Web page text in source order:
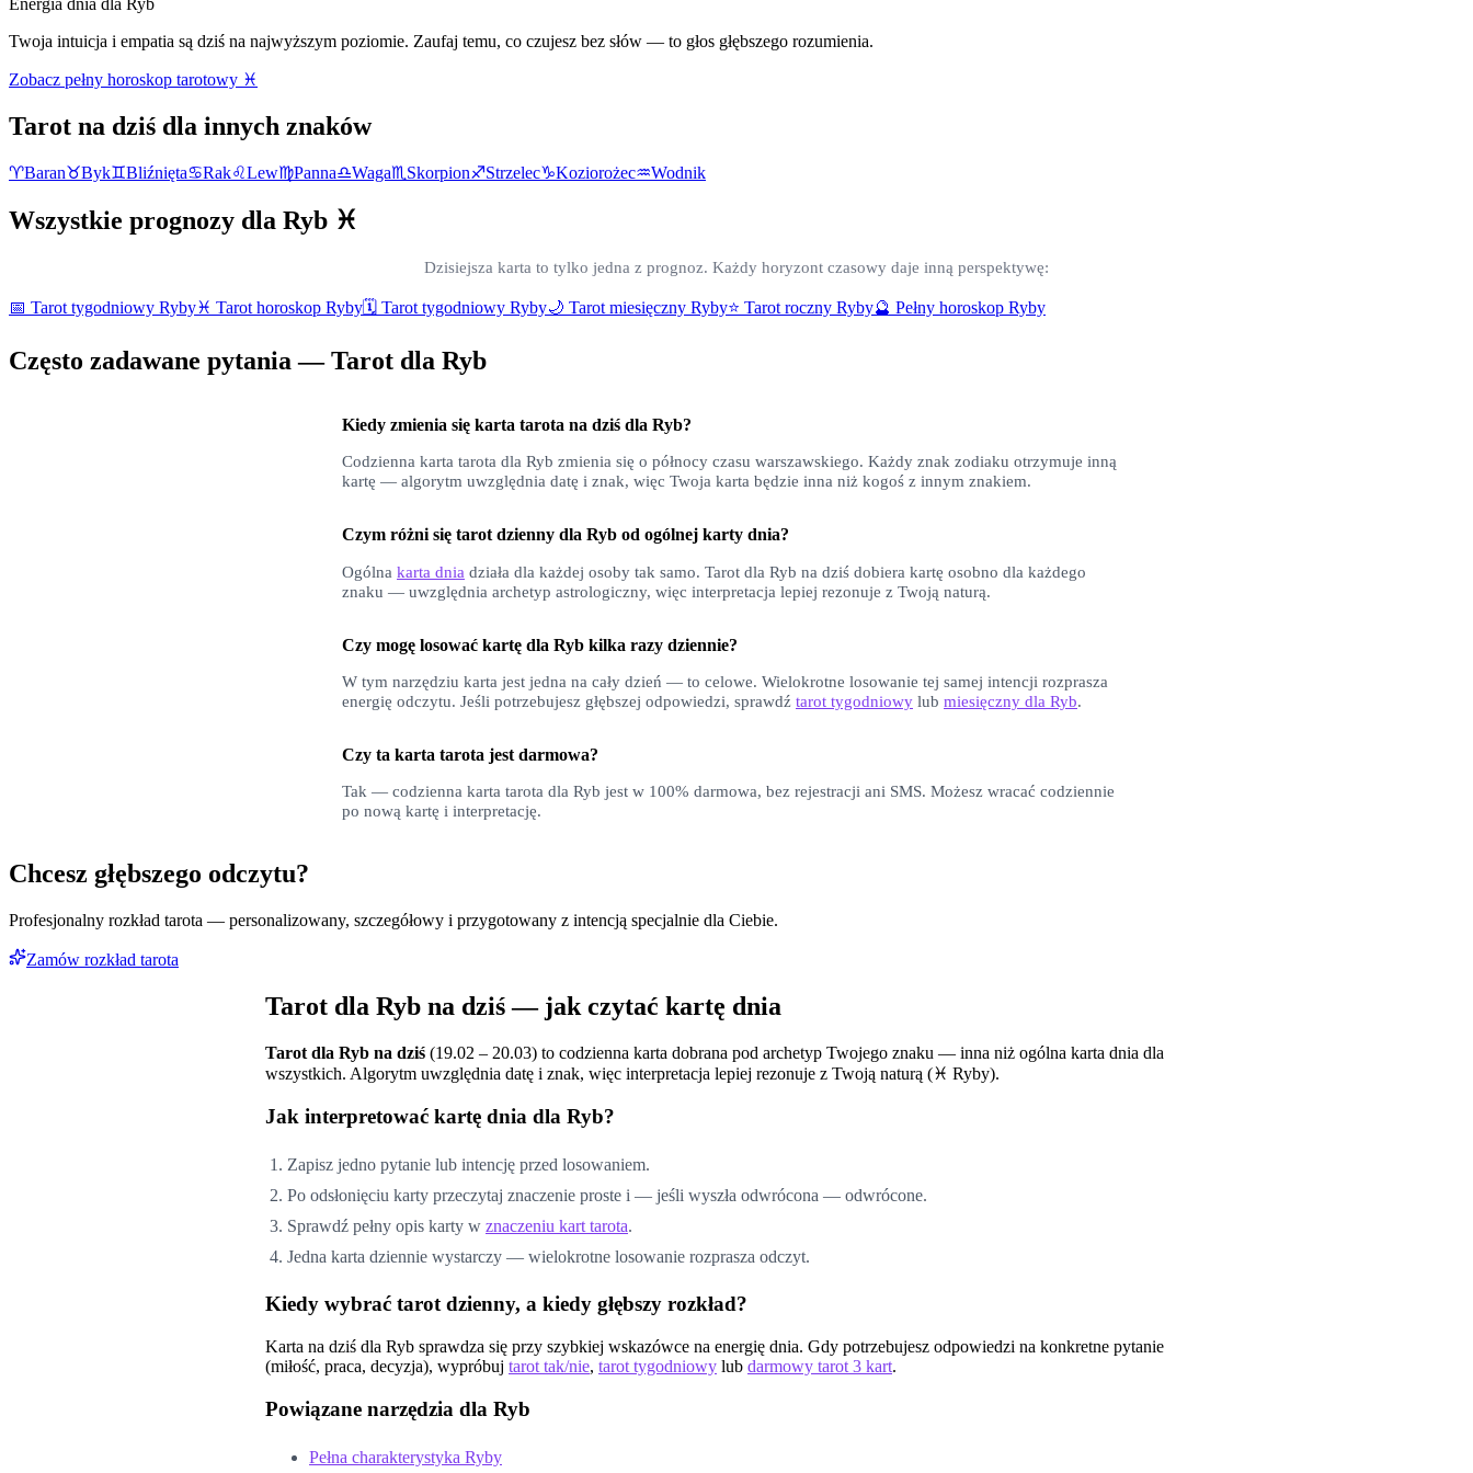
Twoja intuicja i empatia są dziś na najwyższym poziomie. Zaufaj temu, co czujesz bez słów — to głos głębszego rozumienia.
Zobacz pełny horoskop tarotowy ♓
Tarot na dziś dla innych znaków
♈Baran♉Byk♊Bliźnięta♋Rak♌Lew♍Panna♎Waga♏Skorpion♐Strzelec♑Koziorożec♒Wodnik
Wszystkie prognozy dla Ryb ♓
Dzisiejsza karta to tylko jedna z prognoz. Każdy horyzont czasowy daje inną perspektywę:
📅 Tarot tygodniowy Ryby♓ Tarot horoskop Ryby🗓️ Tarot tygodniowy Ryby🌙 Tarot miesięczny Ryby⭐ Tarot roczny Ryby🔮 Pełny horoskop Ryby
Często zadawane pytania — Tarot dla Ryb
Kiedy zmienia się karta tarota na dziś dla Ryb?
Codzienna karta tarota dla Ryb zmienia się o północy czasu warszawskiego. Każdy znak zodiaku otrzymuje inną
kartę — algorytm uwzględnia datę i znak, więc Twoja karta będzie inna niż kogoś z innym znakiem.
Czym różni się tarot dzienny dla Ryb od ogólnej karty dnia?
Ogólna karta dnia działa dla każdej osoby tak samo. Tarot dla Ryb na dziś dobiera kartę osobno dla każdego
znaku — uwzględnia archetyp astrologiczny, więc interpretacja lepiej rezonuje z Twoją naturą.
Czy mogę losować kartę dla Ryb kilka razy dziennie?
W tym narzędziu karta jest jedna na cały dzień — to celowe. Wielokrotne losowanie tej samej intencji rozprasza
energię odczytu. Jeśli potrzebujesz głębszej odpowiedzi, sprawdź tarot tygodniowy lub miesięczny dla Ryb.
Czy ta karta tarota jest darmowa?
Tak — codzienna karta tarota dla Ryb jest w 100% darmowa, bez rejestracji ani SMS. Możesz wracać codziennie
po nową kartę i interpretację.
Chcesz głębszego odczytu?
Profesjonalny rozkład tarota — personalizowany, szczegółowy i przygotowany z intencją specjalnie dla Ciebie.
Zamów rozkład tarota
Tarot dla Ryb na dziś — jak czytać kartę dnia
Tarot dla Ryb na dziś (19.02 – 20.03) to codzienna karta dobrana pod archetyp Twojego znaku — inna niż ogólna karta dnia dla
wszystkich. Algorytm uwzględnia datę i znak, więc interpretacja lepiej rezonuje z Twoją naturą (♓ Ryby).
Jak interpretować kartę dnia dla Ryb?
Zapisz jedno pytanie lub intencję przed losowaniem.
Po odsłonięciu karty przeczytaj znaczenie proste i — jeśli wyszła odwrócona — odwrócone.
Sprawdź pełny opis karty w znaczeniu kart tarota.
Jedna karta dziennie wystarczy — wielokrotne losowanie rozprasza odczyt.
Kiedy wybrać tarot dzienny, a kiedy głębszy rozkład?
Karta na dziś dla Ryb sprawdza się przy szybkiej wskazówce na energię dnia. Gdy potrzebujesz odpowiedzi na konkretne pytanie
(miłość, praca, decyzja), wypróbuj tarot tak/nie, tarot tygodniowy lub darmowy tarot 3 kart.
Powiązane narzędzia dla Ryb
Pełna charakterystyka Ryby